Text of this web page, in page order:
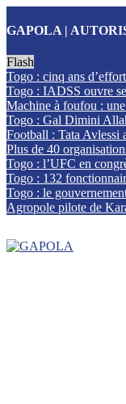
GAPOLA |
Flash
Togo : cinq ans
Togo : IADSS ouvre
Machine à foufou :
Togo : Gal Dimini
Football : Tata Avlessi
Plus de 40
Togo : l’UFC en
Togo : 132
Togo : le
Agropole pilote de